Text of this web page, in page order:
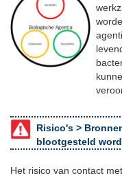
Risico's >
blootgesteld
Het risico van contact